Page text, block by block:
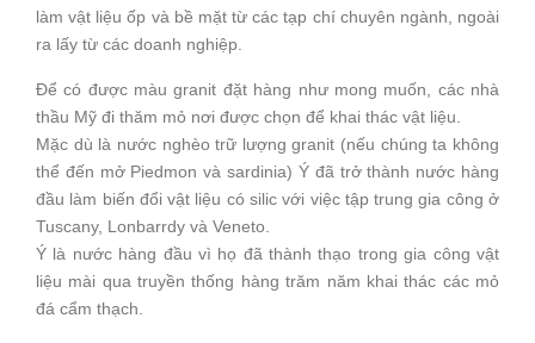
làm vật liệu ốp và bề mặt từ các tạp chí chuyên ngành, ngoài
ra lấy từ các doanh nghiệp.
Để có được màu granit đặt hàng như mong muốn, các nhà
thầu Mỹ đi thăm mỏ nơi được chọn để khai thác vật liệu.
Mặc dù là nước nghèo trữ lượng granit (nếu chúng ta không
thể đến mở Piedmon và sardinia) Ý đã trở thành nước hàng
đầu làm biến đổi vật liệu có silic với việc tập trung gia công ở
Tuscany, Lonbarrdy và Veneto.
Ý là nước hàng đầu vì họ đã thành thạo trong gia công vật
liệu mài qua truyền thống hàng trăm năm khai thác các mỏ
đá cẩm thạch.